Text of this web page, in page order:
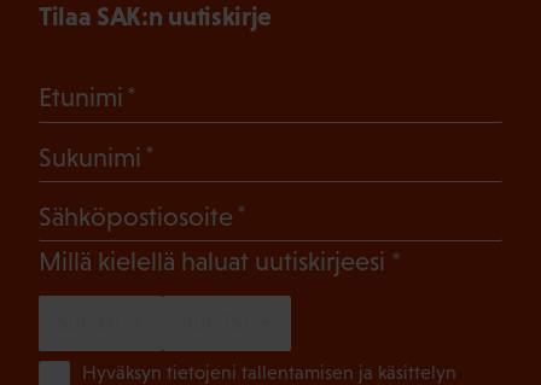
Tilaa SAK:n uutiskirje
Etunimi
Sukunimi
Sähköpostiosoite
Millä kielellä haluat uutiskirjeesi (Pakollinen)
Hyväksyn tietojeni tallentamisen ja käsittelyn